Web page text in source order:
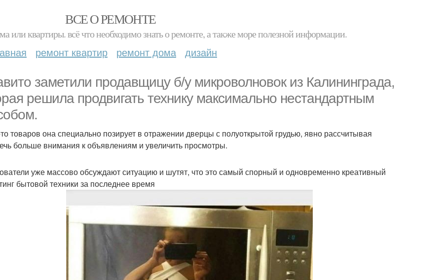
ВСЕ О РЕМОНТЕ
или квартиры. всё что необходимо знать о ремонте, а также море полезной информации.
ремонт квартир ремонт дома дизайн
заметили продавщицу б/у микроволновок из Калининграда,
решила продвигать технику максимально нестандартным
товаров она специально позирует в отражении дверцы с полуоткрытой грудью, явно рассчитывая
больше внимания к объявлениям и увеличить просмотры.
уже массово обсуждают ситуацию и шутят, что это самый спорный и одновременно креативный
бытовой техники за последнее время